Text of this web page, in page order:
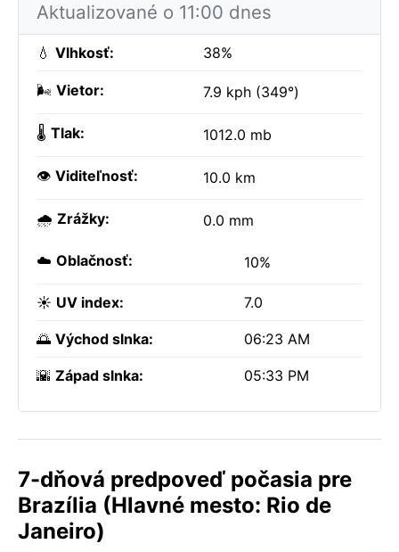
Aktualizované o 11:00 dnes
💧 Vlhkosť: 38%
🌬️ Vietor: 7.9 kph (349°)
🌡️ Tlak: 1012.0 mb
👁️ Viditeľnosť: 10.0 km
🌧️ Zrážky: 0.0 mm
☁️ Oblačnosť: 10%
☀️ UV index: 7.0
🌅 Východ slnka: 06:23 AM
🌇 Západ slnka: 05:33 PM
7-dňová predpoveď počasia pre
Brazília (Hlavné mesto: Rio de
Janeiro)